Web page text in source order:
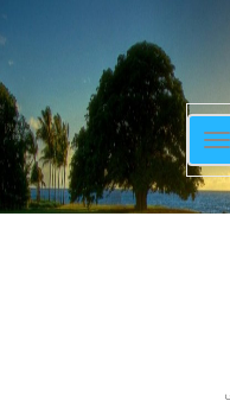
Toggle
navigation